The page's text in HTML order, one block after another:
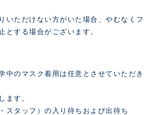
いただけない方がいた場合、やむなくフ
とする場合がございます。
中のマスク着用は任意とさせていただき
ます。
スタッフ）の入り待ちおよび出待ち